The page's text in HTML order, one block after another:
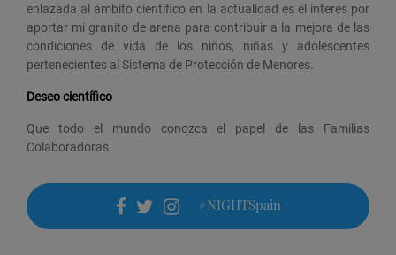
enlazada al ámbito científico en la actualidad es el interés por
aportar mi granito de arena para contribuir a la mejora de las
condiciones de vida de los niños, niñas y adolescentes
pertenecientes al Sistema de Protección de Menores.
Deseo científico
Que todo el mundo conozca el papel de las Familias
Colaboradoras.
facebook
twitter
instagram
#NIGHTSpain